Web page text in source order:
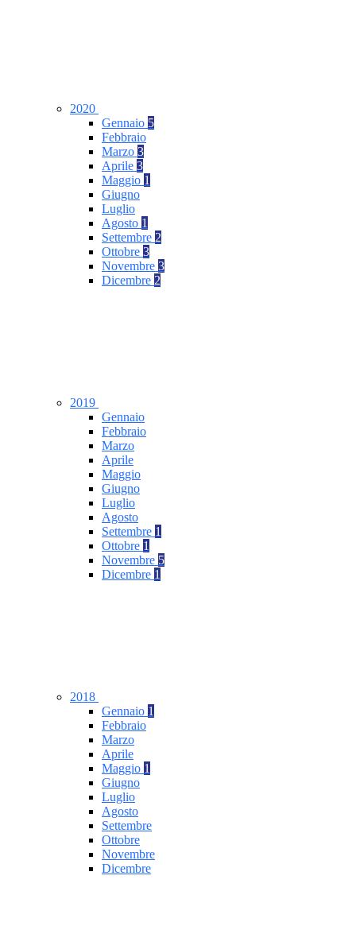
2020
Gennaio 5
Febbraio
Marzo 3
Aprile 3
Maggio 1
Giugno
Luglio
Agosto 1
Settembre 2
Ottobre 3
Novembre 3
Dicembre 2
2019
Gennaio
Febbraio
Marzo
Aprile
Maggio
Giugno
Luglio
Agosto
Settembre 1
Ottobre 1
Novembre 5
Dicembre 1
2018
Gennaio 1
Febbraio
Marzo
Aprile
Maggio 1
Giugno
Luglio
Agosto
Settembre
Ottobre
Novembre
Dicembre